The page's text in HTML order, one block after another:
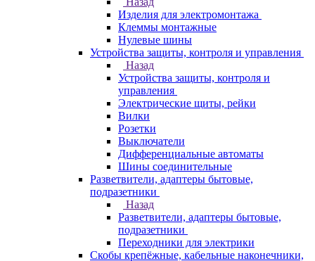
Изделия для электромонтажа
Клеммы монтажные
Нулевые шины
Устройства защиты, контроля и управления
Назад
Устройства защиты, контроля и
управления
Электрические щиты, рейки
Вилки
Розетки
Выключатели
Дифференциальные автоматы
Шины соединительные
Разветвители, адаптеры бытовые,
подразетники
Назад
Разветвители, адаптеры бытовые,
подразетники
Переходники для электрики
Скобы крепёжные, кабельные наконечники,